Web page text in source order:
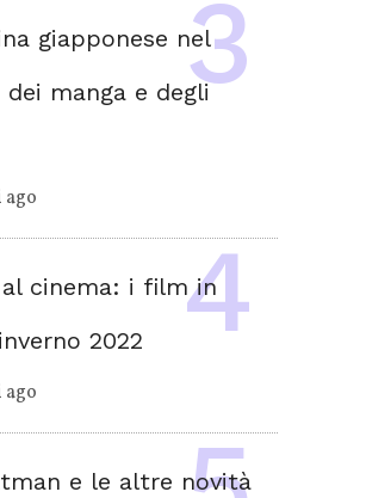
giapponese nel
dei manga e degli
ago
cinema: i film in
2022
ago
e le altre novità